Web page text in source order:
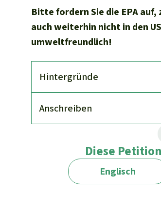
Bitte fordern Sie die EPA
auch weiterhin nicht in den
umweltfreundlich!
Hinter­gründe
An­schreiben
Diese
Englisch